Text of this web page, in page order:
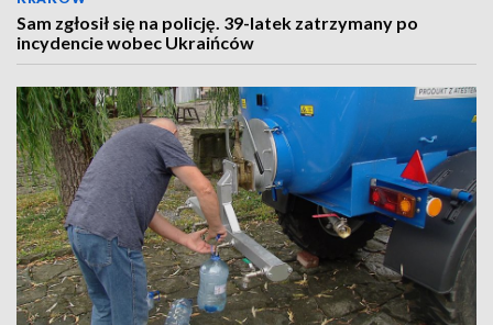
Sam zgłosił się na policję. 39-latek zatrzymany po
incydencie wobec Ukraińców